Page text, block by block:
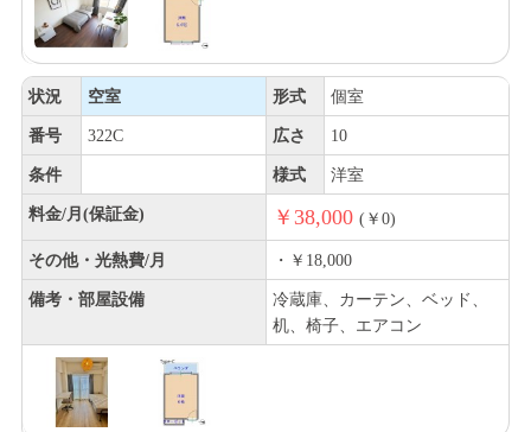
状況 空室 形式 個室
番号 322C 広さ 10
条件 様式 洋室
料金/月(保証金) ￥38,000 (￥0)
その他・光熱費/月 ・￥18,000
備考・部屋設備
冷蔵庫、カーテン、ベッド、
机、椅子、エアコン